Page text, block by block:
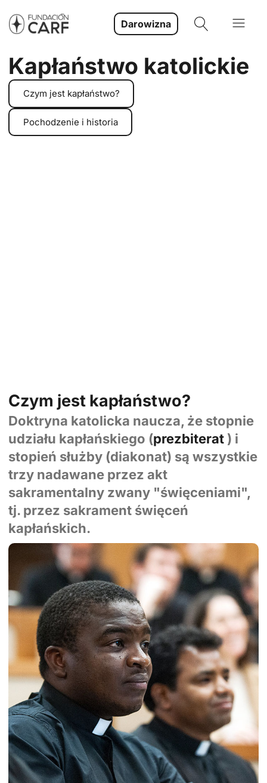
Darowizna
Kapłaństwo katolickie
Czym jest kapłaństwo?
Pochodzenie i historia
Czym jest kapłaństwo?
Doktryna katolicka naucza, że stopnie
udziału kapłańskiego (prezbiterat ) i
stopień służby (diakonat) są wszystkie
trzy nadawane przez akt
sakramentalny zwany "święceniami",
tj. przez sakrament święceń
kapłańskich.